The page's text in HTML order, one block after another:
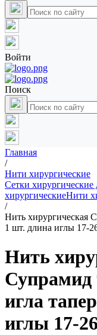
Войти
Поиск
Главная
/
Нити хирургические
Сетки
хирургическиеНити
/
Нить хирургическая
1 шт. длина иглы 17-
Нить
Супрамид
игла
иглы 17-